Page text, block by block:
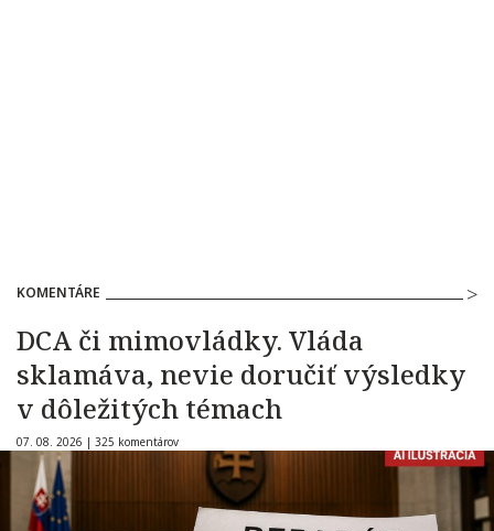
KOMENTÁRE
DCA či mimovládky. Vláda
sklamáva, nevie doručiť výsledky
v dôležitých témach
07. 08. 2026 | 325 komentárov